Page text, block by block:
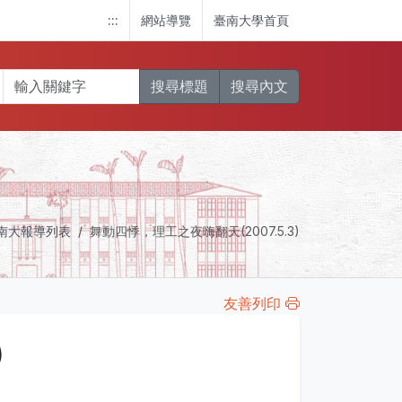
::: 網站導覽 臺南大學首頁
搜尋標題 搜尋內文
大報導列表 舞動四悸，理工之夜嗨翻天(2007.5.3)
友善列印